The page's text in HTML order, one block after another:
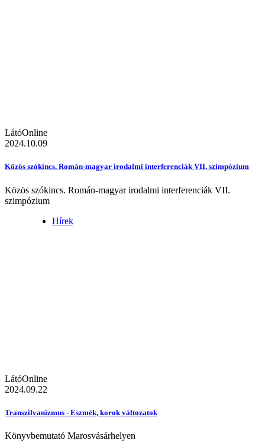
LátóOnline
2024.10.09
Közös szókincs. Román-magyar irodalmi interferenciák VII. szimpózium
Közös szókincs. Román-magyar irodalmi interferenciák VII.
szimpózium
Hírek
LátóOnline
2024.09.22
Transzilvanizmus - Eszmék, korok változatok
Könyvbemutató Marosvásárhelyen